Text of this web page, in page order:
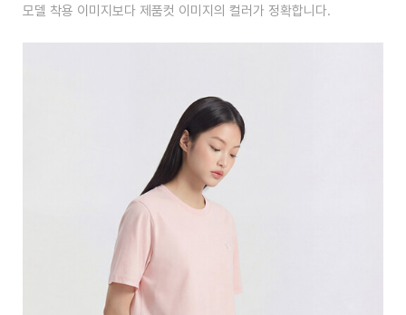
모델 착용 이미지보다 제품컷 이미지의 컬러가 정확합니다.